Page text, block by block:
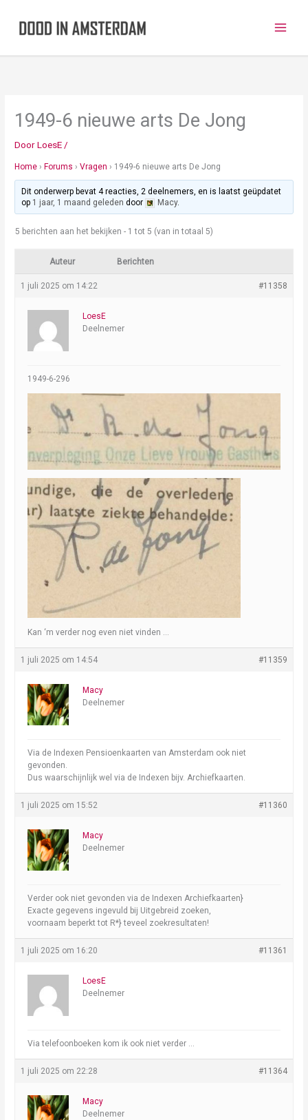
1949-6 nieuwe arts De Jong
DoorLoesE /
Home › Forums › Vragen › 1949-6 nieuwe arts De Jong
Dit onderwerp bevat 4 reacties, 2 deelnemers, en is laatst geüpdatet
op 1 jaar, 1 maand geleden door Macy.
5 berichten aan het bekijken - 1 tot 5 (van in totaal 5)
Auteur Berichten
1 juli 2025 om 14:22 #11358
LoesE
Deelnemer
1949-6-296
Kan ‘m verder nog even niet vinden …
1 juli 2025 om 14:54 #11359
Macy
Deelnemer
Via de Indexen Pensioenkaarten van Amsterdam ook niet
gevonden.
Dus waarschijnlijk wel via de Indexen bijv. Archiefkaarten.
1 juli 2025 om 15:52 #11360
Macy
Deelnemer
Verder ook niet gevonden via de Indexen Archiefkaarten}
Exacte gegevens ingevuld bij Uitgebreid zoeken,
voornaam beperkt tot R*} teveel zoekresultaten!
1 juli 2025 om 16:20 #11361
LoesE
Deelnemer
Via telefoonboeken kom ik ook niet verder …
1 juli 2025 om 22:28 #11364
Macy
Deelnemer